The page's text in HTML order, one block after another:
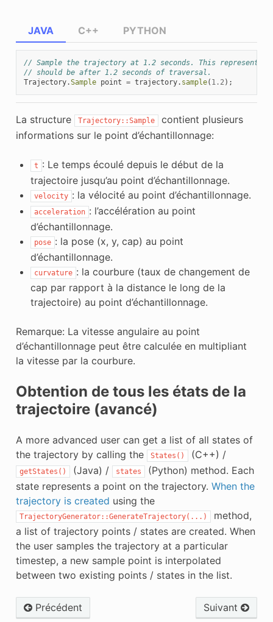
JAVA
// Sample the trajectory at 1.2 seconds. This represents
// should be after 1.2 seconds of traversal.
Trajectory.Sample point = trajectory. sample( 1.2);
C++ PYTHON
La structure Trajectory::Sample
contient plusieurs
informations sur le point d’échantillonnage:
t : Le temps écoulé depuis le début de la
trajectoire jusqu’au point d’échantillonnage.
velocity : la vélocité au point d’échantillonnage.
acceleration : l’accélération au point
d’échantillonnage.
pose : la pose (x, y, cap) au point
d’échantillonnage.
curvature : la courbure (taux de changement de
cap par rapport à la distance le long de la
trajectoire) au point d’échantillonnage.
Remarque: La vitesse angulaire au point
d’échantillonnage peut être calculée en multipliant
la vitesse par la courbure.
Obtention de tous les états de la
trajectoire (avancé)
A more advanced user can get a list of all states of
the trajectory by calling the
States() (C++) /
getStates() (Java) / states
(Python) method. Each
state represents a point on the trajectory. When the
trajectory is created using the
TrajectoryGenerator::GenerateTrajectory(...)
method,
a list of trajectory points / states are created. When
the user samples the trajectory at a particular
timestep, a new sample point is interpolated
between two existing points / states in the list.
Précédent Suivant